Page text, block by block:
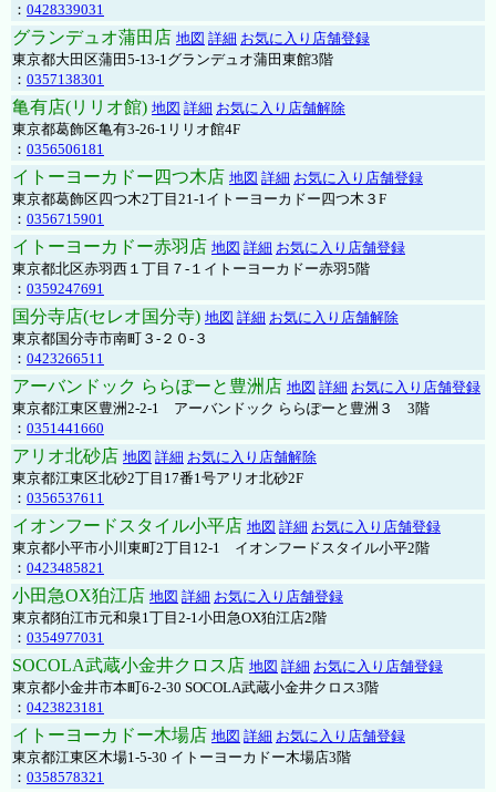
： 0428339031
グランデュオ蒲田店 地図 詳細 お気に入り店舗登録
東京都大田区蒲田5-13-1グランデュオ蒲田東館3階
： 0357138301
亀有店(リリオ館) 地図 詳細 お気に入り店舗解除
東京都葛飾区亀有3-26-1リリオ館4F
： 0356506181
イトーヨーカドー四つ木店 地図 詳細 お気に入り店舗登録
東京都葛飾区四つ木2丁目21-1イトーヨーカドー四つ木３F
： 0356715901
イトーヨーカドー赤羽店 地図 詳細 お気に入り店舗登録
東京都北区赤羽西１丁目７-１イトーヨーカドー赤羽5階
： 0359247691
国分寺店(セレオ国分寺) 地図 詳細 お気に入り店舗解除
東京都国分寺市南町３-２０-３
： 0423266511
アーバンドック ららぽーと豊洲店 地図 詳細 お気に入り店舗登録
東京都江東区豊洲2-2-1 アーバンドック ららぽーと豊洲３ 3階
： 0351441660
アリオ北砂店 地図 詳細 お気に入り店舗解除
東京都江東区北砂2丁目17番1号アリオ北砂2F
： 0356537611
イオンフードスタイル小平店 地図 詳細 お気に入り店舗登録
東京都小平市小川東町2丁目12-1 イオンフードスタイル小平2階
： 0423485821
小田急OX狛江店 地図 詳細 お気に入り店舗登録
東京都狛江市元和泉1丁目2-1小田急OX狛江店2階
： 0354977031
SOCOLA武蔵小金井クロス店 地図 詳細 お気に入り店舗登録
東京都小金井市本町6-2-30 SOCOLA武蔵小金井クロス3階
： 0423823181
イトーヨーカドー木場店 地図 詳細 お気に入り店舗登録
東京都江東区木場1-5-30 イトーヨーカドー木場店3階
： 0358578321